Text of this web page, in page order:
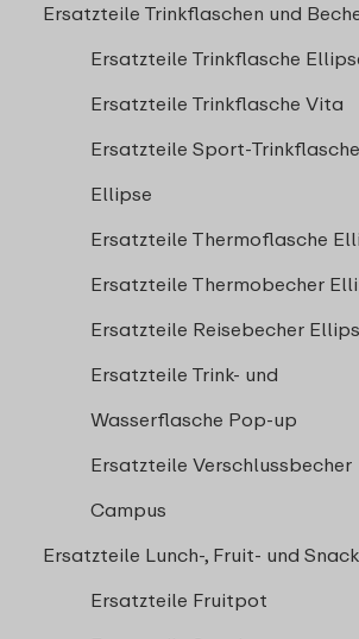
Ersatzteile Trinkflaschen und
Ersatzteile Trinkflasche
Ersatzteile Trinkflasche Vita
Ersatzteile Sport-Trinkflasche
Ellipse
Ersatzteile Thermoflasche
Ersatzteile Thermobecher
Ersatzteile Reisebecher
Ersatzteile Trink- und
Wasserflasche Pop-up
Ersatzteile Verschlussbecher
Campus
Ersatzteile Lunch-, Fruit- und
Ersatzteile Fruitpot